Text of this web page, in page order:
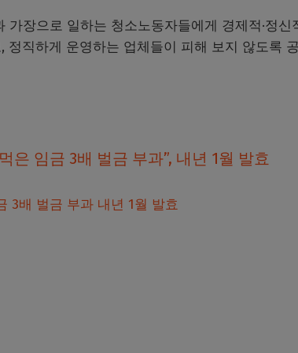
가장으로 일하는 청소노동자들에게 경제적·정신
정직하게 운영하는 업체들이 피해 보지 않도록
은 임금 3배 벌금 부과”, 내년 1월 발효
3배 벌금 부과 내년 1월 발효